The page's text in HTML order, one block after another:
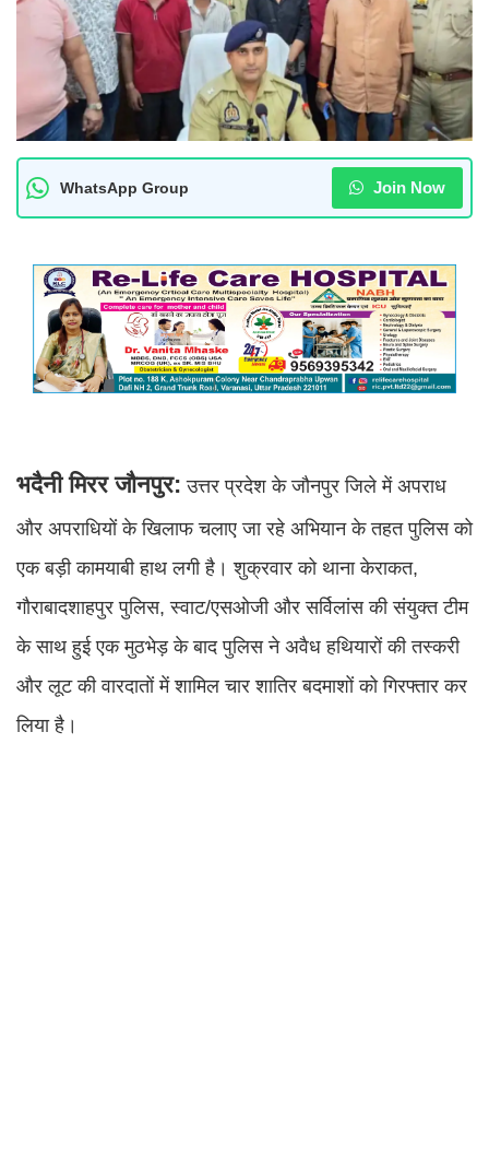
WhatsApp Group Join Now
भदैनी मिरर जौनपुर: उत्तर प्रदेश के जौनपुर जिले में अपराध
और अपराधियों के खिलाफ चलाए जा रहे अभियान के तहत पुलिस को
एक बड़ी कामयाबी हाथ लगी है। शुक्रवार को थाना केराकत,
गौराबादशाहपुर पुलिस, स्वाट/एसओजी और सर्विलांस की संयुक्त टीम
के साथ हुई एक मुठभेड़ के बाद पुलिस ने अवैध हथियारों की तस्करी
और लूट की वारदातों में शामिल चार शातिर बदमाशों को गिरफ्तार कर
लिया है।